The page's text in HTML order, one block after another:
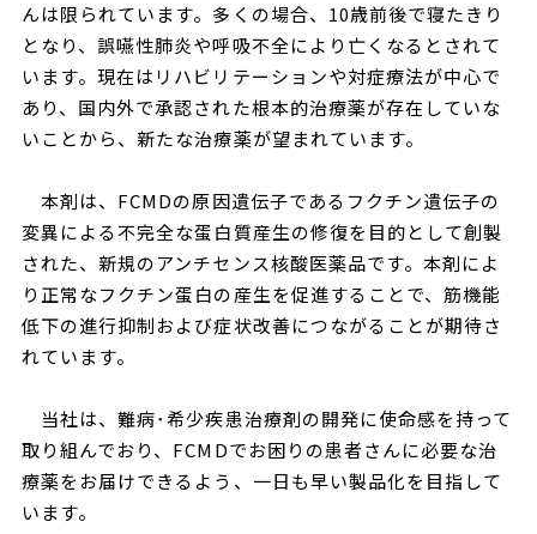
んは限られています。多くの場合、10歳前後で寝たきり
となり、誤嚥性肺炎や呼吸不全により亡くなるとされて
います。現在はリハビリテーションや対症療法が中心で
あり、国内外で承認された根本的治療薬が存在していな
いことから、新たな治療薬が望まれています。
本剤は、FCMDの原因遺伝子であるフクチン遺伝子の
変異による不完全な蛋白質産生の修復を目的として創製
された、新規のアンチセンス核酸医薬品です。本剤によ
り正常なフクチン蛋白の産生を促進することで、筋機能
低下の進行抑制および症状改善につながることが期待さ
れています。
当社は、難病･希少疾患治療剤の開発に使命感を持って
取り組んでおり、FCMDでお困りの患者さんに必要な治
療薬をお届けできるよう、一日も早い製品化を目指して
います。